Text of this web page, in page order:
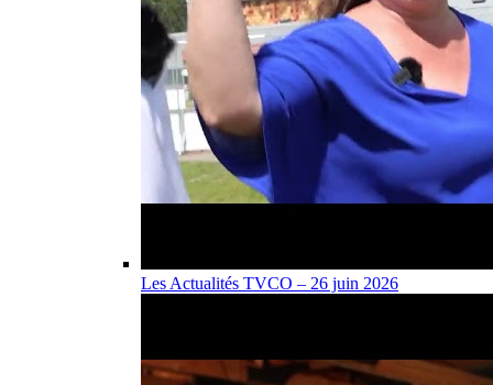
Les Actualités TVCO – 26 juin 2026